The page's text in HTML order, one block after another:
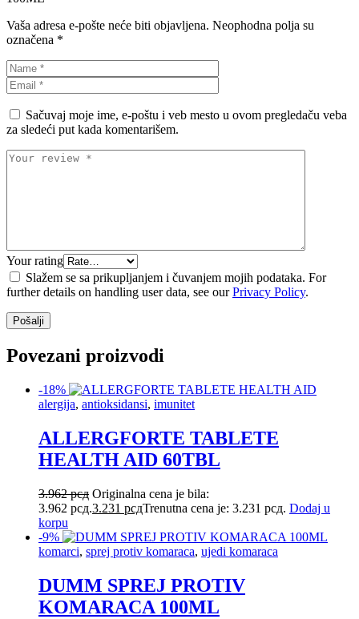
Vaša adresa e-pošte neće biti objavljena. Neophodna polja su
označena *
Sačuvaj moje ime, e-poštu i veb mesto u ovom pregledaču veba
za sledeći put kada komentarišem.
Your rating
Slažem se sa prikupljanjem i čuvanjem mojih podataka. For
further details on handling user data, see ourPrivacy Policy.
Povezani proizvodi
-18%
alergija, antioksidansi, imunitet
ALLERGFORTE TABLETE
HEALTH AID 60TBL
3.962рсд Originalna cena je bila:
3.962 рсд.3.231 рсдTrenutna cena je: 3.231 рсд. Dodaj u
korpu
-9%
komarci, sprej protiv komaraca, ujedi komaraca
DUMM SPREJ PROTIV
KOMARACA 100ML